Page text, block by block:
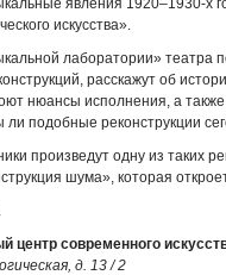
явления 1920–1930-х
искусства».
лаборатории» театра
расскажут об
нюансы исполнения, а также
ли подобные реконструкции
произведут одну из таких
шума», которая
центр современного
д. 13 / 2